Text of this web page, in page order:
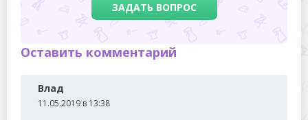
ЗАДАТЬ ВОПРОС
Оставить комментарий
Влад
11.05.2019 в 13:38